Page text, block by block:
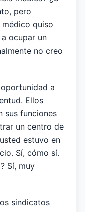
pero
quiso
ocupar un
no creo
a
Ellos
sus funciones
un centro de
estuvo en
Sí, cómo sí.
Sí, muy
sindicatos